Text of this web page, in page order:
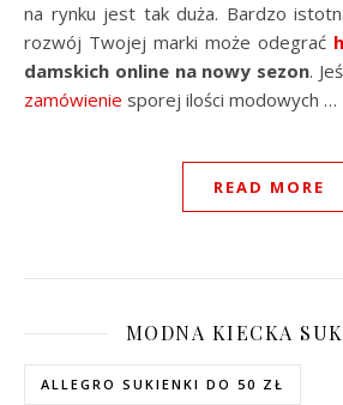
na rynku jest tak duża. Bardzo
rozwój Twojej marki może odegrać
damskich online na nowy sezon.
zamówienie sporej ilości modowych …
READ MORE
MODNA KIECKA
ALLEGRO SUKIENKI DO 50 ZŁ